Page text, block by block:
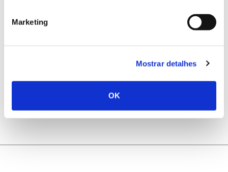
Marketing
Mostrar detalhes
OK
25.06.2026
Natureza e florestas procuram jovens voluntários